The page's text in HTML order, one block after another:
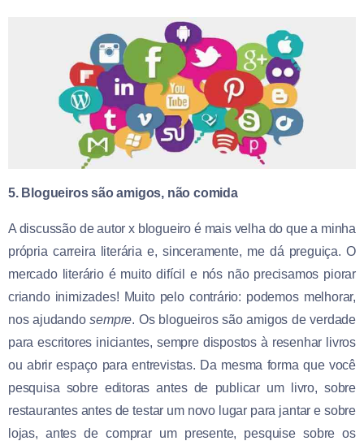
5. Blogueiros são amigos, não comida
A discussão de autor x blogueiro é mais velha do que a minha
própria carreira literária e, sinceramente, me dá preguiça. O
mercado literário é muito difícil e nós não precisamos piorar
criando inimizades! Muito pelo contrário: podemos melhorar,
nos ajudandosempre. Os blogueiros são amigos de verdade
para escritores iniciantes, sempre dispostos à resenhar livros
ou abrir espaço para entrevistas. Da mesma forma que você
pesquisa sobre editoras antes de publicar um livro, sobre
restaurantes antes de testar um novo lugar para jantar e sobre
lojas, antes de comprar um presente, pesquise sobre os